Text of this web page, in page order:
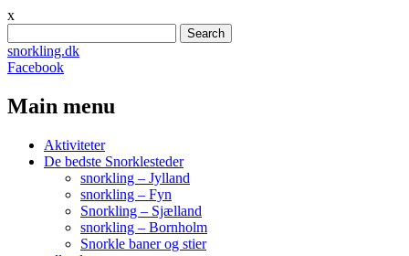
x
for:
snorkling.dk
Facebook
Main menu
Skip
Aktiviteter
De bedste Snorklesteder
snorkling – Jylland
snorkling – Fyn
Snorkling – Sjælland
snorkling – Bornholm
Snorkle baner og stier